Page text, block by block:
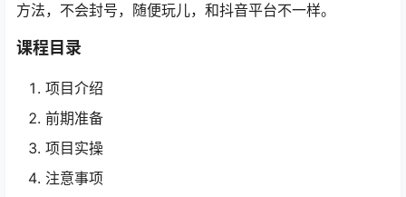
方法，不会封号，随便玩儿，和抖音平台不一样。
课程目录
项目介绍
前期准备
项目实操
注意事项